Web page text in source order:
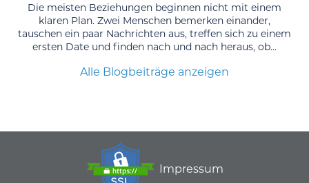
Die meisten Beziehungen beginnen nicht mit einem
klaren Plan. Zwei Menschen bemerken einander,
tauschen ein paar Nachrichten aus, treffen sich zu einem
ersten Date und finden nach und nach heraus, ob...
Alle Blogbeiträge anzeigen
Impressum